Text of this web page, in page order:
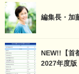
編集長・加
NEW!!【首
2027年度版